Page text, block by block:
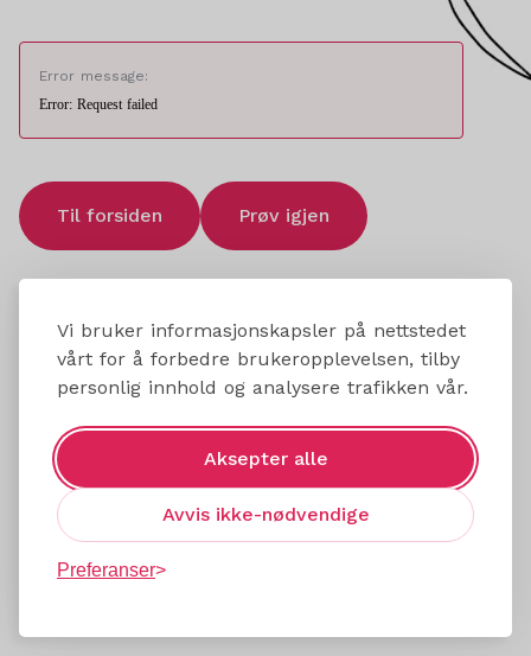
Vi bruker informasjonskapsler på nettstedet
vårt for å forbedre brukeropplevelsen, tilby
personlig innhold og analysere trafikken vår.
Aksepter alle
Avvis ikke-nødvendige
Preferanser
Error message:
Error: Request failed
Til forsiden Prøv igjen